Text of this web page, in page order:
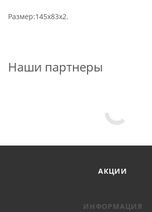
Размер:145х83х2.
Наши партнеры
АКЦИИ
ИНФОРМАЦИЯ